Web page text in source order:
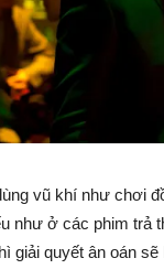
vũ khí như chơi
như ở các phim trả
giải quyết ân oán